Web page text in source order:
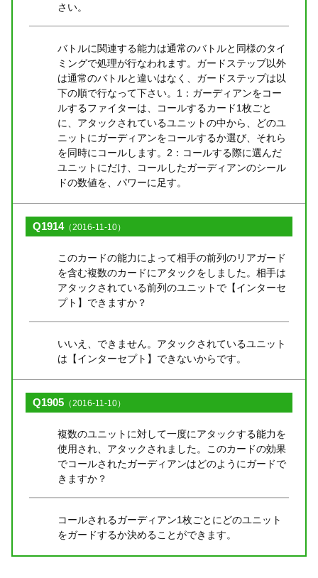
さい。
バトルに関連する能力は通常のバトルと同様のタイ
ミングで処理が行なわれます。ガードステップ以外
は通常のバトルと違いはなく、ガードステップは以
下の順で行なって下さい。1：ガーディアンをコー
ルするファイターは、コールするカード1枚ごと
に、アタックされているユニットの中から、どのユ
ニットにガーディアンをコールするか選び、それら
を同時にコールします。2：コールする際に選んだ
ユニットにだけ、コールしたガーディアンのシール
ドの数値を、パワーに足す。
Q1914（2016-11-10）
このカードの能力によって相手の前列のリアガード
を含む複数のカードにアタックをしました。相手は
アタックされている前列のユニットで【インターセ
プト】できますか？
いいえ、できません。アタックされているユニット
は【インターセプト】できないからです。
Q1905 （2016-11-10）
複数のユニットに対して一度にアタックする能力を
使用され、アタックされました。このカードの効果
でコールされたガーディアンはどのようにガードで
きますか？
コールされるガーディアン1枚ごとにどのユニット
をガードするか決めることができます。